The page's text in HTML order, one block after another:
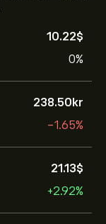
10.22‎$‎
0%
238.50‎kr‎
-1.65%
21.13‎$‎
+2.92%